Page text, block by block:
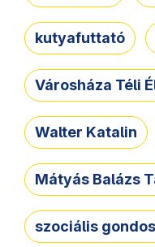
kutyafuttató
Városháza Téli
Walter Katalin
Mátyás Balázs
szociális